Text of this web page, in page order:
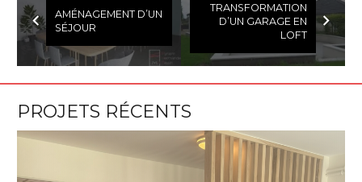
AMÉNAGEMENT D’UN
SÉJOUR
TRANSFORMATION
D’UN GARAGE EN
LOFT
PROJETS RÉCENTS